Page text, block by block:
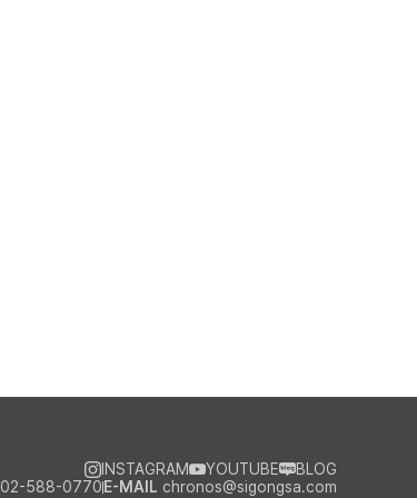
INSTAGRAM YOUTUBE
BLOG
02-588-0770 E-MAIL chronos@sigongsa.com